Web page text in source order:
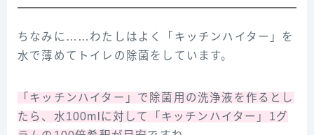
ちなみに……わたしはよく「キッチンハイター」を
水で薄めてトイレの除菌をしています。
「キッチンハイター」で除菌用の洗浄液を作るとし
たら、水100mlに対して「キッチンハイター」1グ